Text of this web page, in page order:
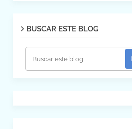
BUSCAR ESTE BLOG